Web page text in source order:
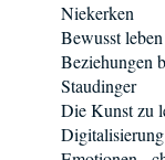
Niekerken
Bewusst leben
Beziehungen
Staudinger
Die Kunst zu